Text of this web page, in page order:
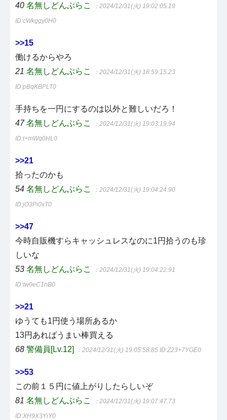
40 名無しどんぶらこ ：2024/12/31(火) 19:02:05.19
ID:cWkggy0H0
>>15
働けるからやろ
21 名無しどんぶらこ ：2024/12/31(火) 18:59:15.23
ID:pBqKBPLT0
手持ちを一円にするのは以外と難しいだろ！
47 名無しどんぶらこ ：2024/12/31(火) 19:03:19.94
ID:t+mWq0HL0
>>21
拾ったのかも
54 名無しどんぶらこ ：2024/12/31(火) 19:04:24.90
ID:jO3Pi0xT0
>>47
今時自販機すらキャッシュレスなのに1円拾うのも珍
しいな
53 名無しどんぶらこ ：2024/12/31(火) 19:04:22.91
ID:tw0eC1nB0
>>21
ゆうても1円使う場所あるか
13円あればうまい棒買える
68 警備員[Lv.12] ：2024/12/31(火) 19:05:58.85 ID:Z23+7YGE0
>>53
この前１５円に値上がりしたらしいぞ
81 名無しどんぶらこ ：2024/12/31(火) 19:07:47.73
ID:XH9X3YiY0